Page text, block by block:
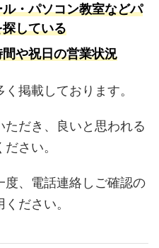
・パソコン教室などパ
している
や祝日の営業状況
掲載しております。
だき、良いと思われる
さい。
、電話連絡しご確認の
ださい。